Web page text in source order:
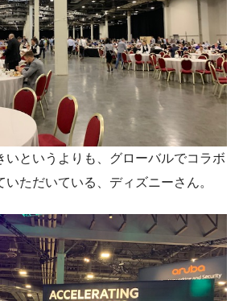
いというよりも、グローバルでコラボ
いただいている、ディズニーさん。